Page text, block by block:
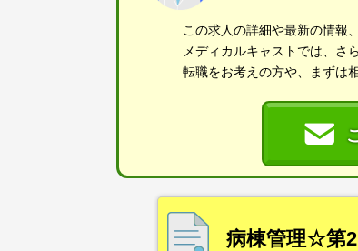
この求人の詳細や最新の情報
メディカルキャストでは、さ
転職をお考えの方や、まずは
病棟管理☆第